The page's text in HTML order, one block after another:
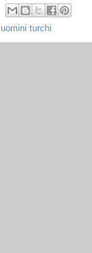
uomini turchi